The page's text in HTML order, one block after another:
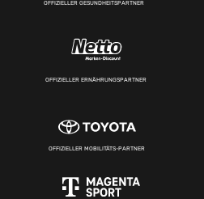
OFFIZIELLER GESUNDHEITSPARTNER
OFFIZIELLER ERNÄHRUNGSPARTNER
OFFIZIELLER MOBILITÄTS-PARTNER